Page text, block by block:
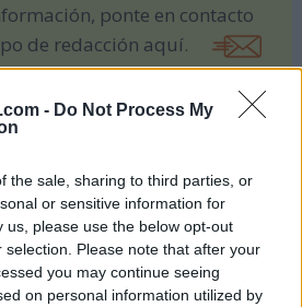
- Do Not Process My
the sale, sharing to third parties, or
or sensitive information for
us, please use the below opt-out
Please note that after your
you may continue seeing
on personal information utilized by
ponte en contacto
de redacción aquí.
que